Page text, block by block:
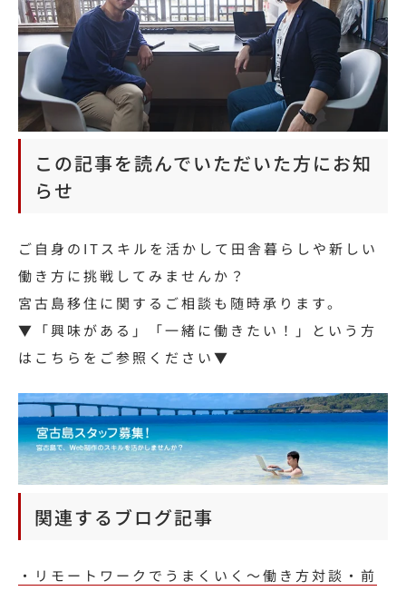
この記事を読んでいただいた方にお知
らせ
ご自身のITスキルを活かして田舎暮らしや新しい
働き方に挑戦してみませんか？
宮古島移住に関するご相談も随時承ります。
▼「興味がある」「一緒に働きたい！」という方
はこちらをご参照ください▼
関連するブログ記事
・リモートワークでうまくいく～働き方対談・前